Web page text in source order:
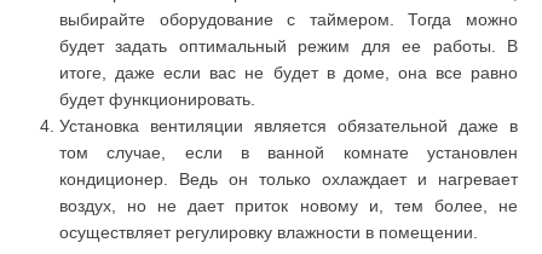
выбирайте оборудование с таймером. Тогда можно
будет задать оптимальный режим для ее работы. В
итоге, даже если вас не будет в доме, она все равно
будет функционировать.
Установка вентиляции является обязательной даже в
том случае, если в ванной комнате установлен
кондиционер. Ведь он только охлаждает и нагревает
воздух, но не дает приток новому и, тем более, не
осуществляет регулировку влажности в помещении.